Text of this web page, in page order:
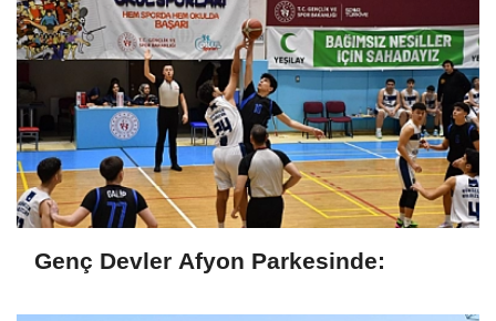
Genç Devler Afyon Parkesinde: